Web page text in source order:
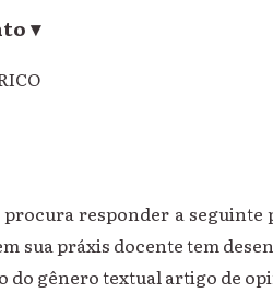
▾
responder a seguinte
sua práxis docente tem
do gênero textual artigo de